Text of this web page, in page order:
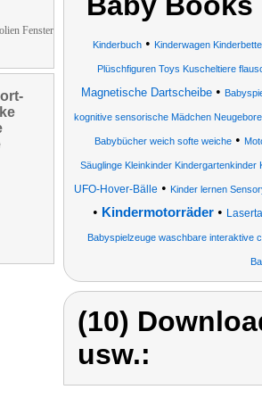
Fenster
Kinderbuch • Kinderwagen
Plüschfiguren Toys Kuscheltiere
Magnetische Dartscheibe•
kognitive sensorische Mädchen
Babybücher weich softe weiche •
Säuglinge Kleinkinder
UFO-Hover-Bälle • Kinder lernen
• Kindermotorräder•
Babyspielzeuge waschbare interaktive
(10)
usw.: